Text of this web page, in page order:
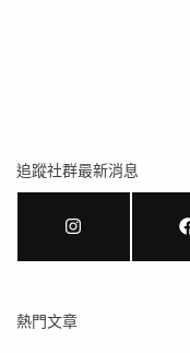
追蹤社群最新消息
熱門文章